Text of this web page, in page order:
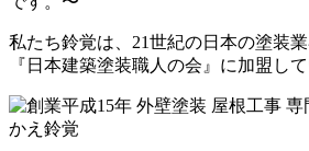
私たち鈴覚は、21世紀の日本の塗装
『日本建築塗装職人の会』に加盟して